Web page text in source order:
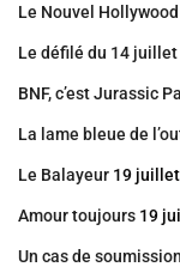
Le Nouvel
Le défilé du 14 juillet
BNF, c’est Jurassic
La lame bleue de
Le Balayeur 19
Amour toujours 19
Un cas de